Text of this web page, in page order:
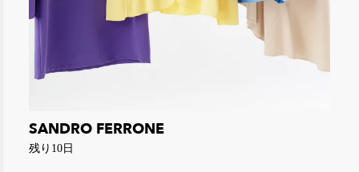
SANDRO FERRONE
残り10日